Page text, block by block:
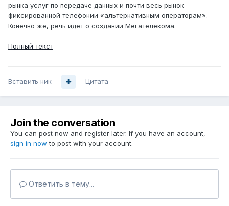
рынка услуг по передаче данных и почти весь рынок
фиксированной телефонии «альтернативным операторам».
Конечно же, речь идет о создании Мегателекома.
Полный текст
Вставить ник Цитата
Join the conversation
You can post now and register later. If you have an account,
sign in now to post with your account.
Ответить в тему...